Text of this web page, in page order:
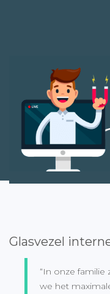
Glasvezel
“In onze familie
we het